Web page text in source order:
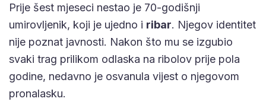
Prije šest mjeseci nestao je 70-godišnji
umirovljenik, koji je ujedno i ribar. Njegov identitet
nije poznat javnosti. Nakon što mu se izgubio
svaki trag prilikom odlaska na ribolov prije pola
godine, nedavno je osvanula vijest o njegovom
pronalasku.